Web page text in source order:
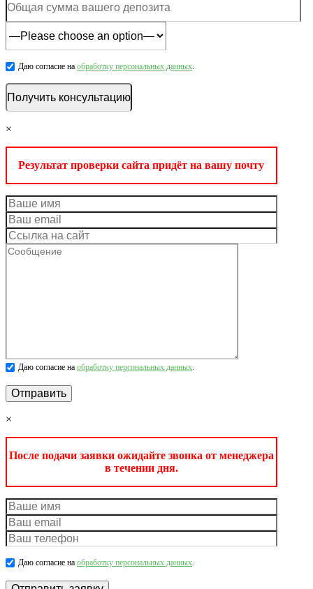
Даю согласие на обработку персональных данных.
×
Результат проверки сайта придёт на вашу почту
Даю согласие на обработку персональных данных.
×
После подачи заявки ожидайте звонка от менеджера
в течении дня.
Даю согласие на обработку персональных данных.